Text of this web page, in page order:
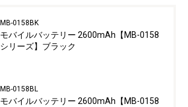
MB-0158BK
モバイルバッテリー 2600mAh【MB-0158
シリーズ】ブラック
MB-0158BL
モバイルバッテリー 2600mAh【MB-0158